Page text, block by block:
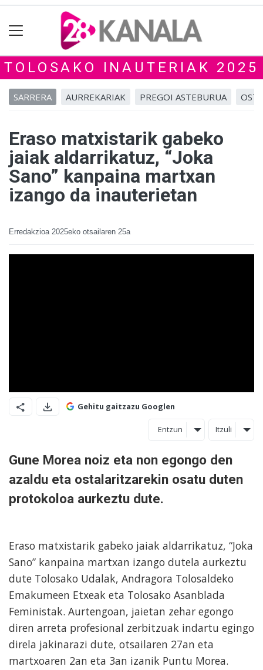
TOLOSAKO INAUTERIAK 2025
SARRERA AURREKARIAK PREGOI ASTEBURUA
Eraso matxistarik gabeko
jaiak aldarrikatuz, “Joka
Sano” kanpaina martxan
izango da inauterietan
Erredakzioa 2025eko otsailaren 25a
Gehitu gaitzazu Googlen
Entzun Itzuli
Gune Morea noiz eta non egongo den
azaldu eta ostalaritzarekin osatu duten
protokoloa aurkeztu dute.
Eraso matxistarik gabeko jaiak aldarrikatuz, “Joka
Sano” kanpaina martxan izango dutela aurkeztu
dute Tolosako Udalak, Andragora Tolosaldeko
Emakumeen Etxeak eta Tolosako Asanblada
Feministak. Aurtengoan, jaietan zehar egongo
diren arreta profesional zerbitzuak indartu egingo
direla jakinarazi dute, otsailaren 27an eta
martxoaren 2an eta 3an izanik Puntu Morea.